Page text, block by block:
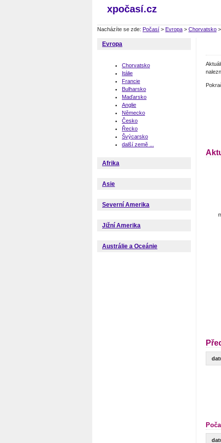
xpočasí.cz
Nacházíte se zde: Počasí > Evropa > Chorvatsko >
Evropa
Chorvatsko
Itálie
Francie
Bulharsko
Maďarsko
Anglie
Německo
Česko
Řecko
Švýcarsko
další země ...
Afrika
Asie
Severní Amerika
Jižní Amerika
Austrálie a Oceánie